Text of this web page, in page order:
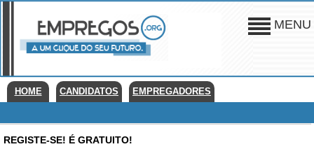
MENU
HOME CANDIDATOS EMPREGADORES
REGISTE-SE! É GRATUITO!